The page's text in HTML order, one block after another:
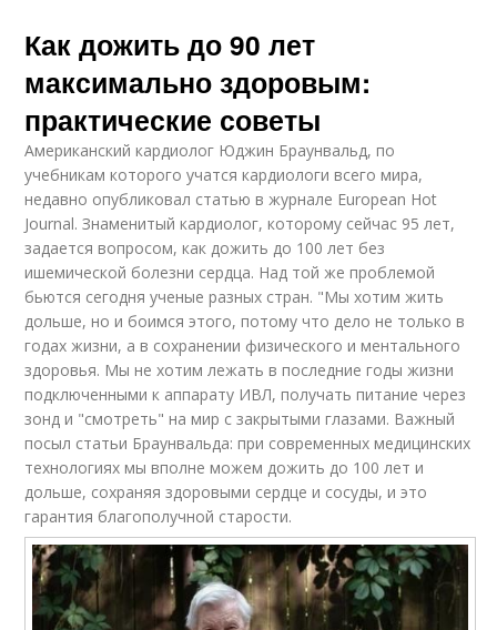
Как дожить до 90 лет
максимально здоровым:
практические советы
Американский кардиолог Юджин Браунвальд, по
учебникам которого учатся кардиологи всего мира,
недавно опубликовал статью в журнале European Hot
Journal. Знаменитый кардиолог, которому сейчас 95 лет,
задается вопросом, как дожить до 100 лет без
ишемической болезни сердца. Над той же проблемой
бьются сегодня ученые разных стран. "Мы хотим жить
дольше, но и боимся этого, потому что дело не только в
годах жизни, а в сохранении физического и ментального
здоровья. Мы не хотим лежать в последние годы жизни
подключенными к аппарату ИВЛ, получать питание через
зонд и "смотреть" на мир с закрытыми глазами. Важный
посыл статьи Браунвальда: при современных медицинских
технологиях мы вполне можем дожить до 100 лет и
дольше, сохраняя здоровыми сердце и сосуды, и это
гарантия благополучной старости.